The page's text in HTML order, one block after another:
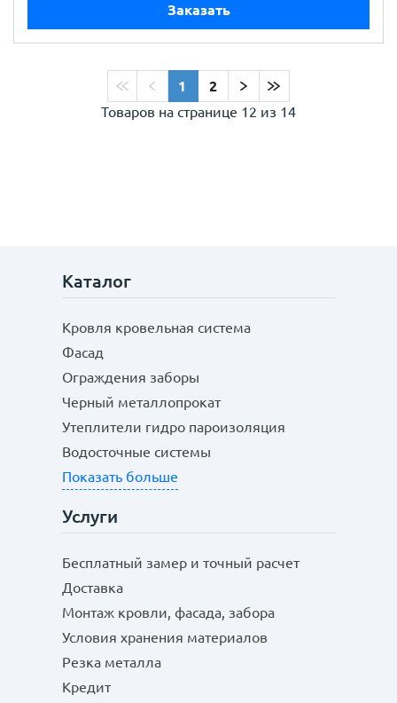
Заказать
1
2
Товаров на странице 12 из 14
Каталог
Кровля кровельная система
Фасад
Ограждения заборы
Черный металлопрокат
Утеплители гидро пароизоляция
Водосточные системы
Показать больше
Услуги
Бесплатный замер и точный расчет
Доставка
Монтаж кровли, фасада, забора
Условия хранения материалов
Резка металла
Кредит